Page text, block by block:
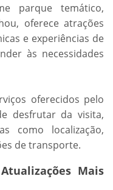
parque temático,
oferece atrações
e experiências de
às necessidades
oferecidos pelo
desfrutar da visita,
como localização,
de transporte.
Mais